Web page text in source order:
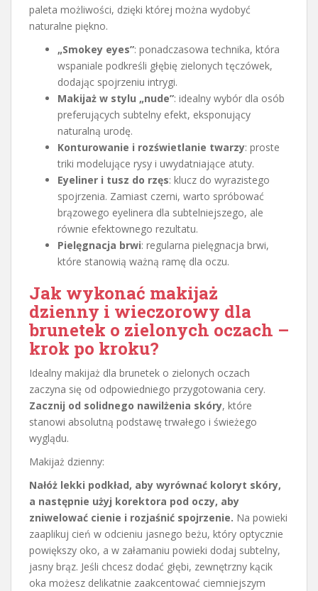
paleta możliwości, dzięki której można wydobyć
naturalne piękno.
„Smokey eyes”: ponadczasowa technika, która
wspaniale podkreśli głębię zielonych tęczówek,
dodając spojrzeniu intrygi.
Makijaż w stylu „nude”: idealny wybór dla osób
preferujących subtelny efekt, eksponujący
naturalną urodę.
Konturowanie i rozświetlanie twarzy: proste
triki modelujące rysy i uwydatniające atuty.
Eyeliner i tusz do rzęs: klucz do wyrazistego
spojrzenia. Zamiast czerni, warto spróbować
brązowego eyelinera dla subtelniejszego, ale
równie efektownego rezultatu.
Pielęgnacja brwi: regularna pielęgnacja brwi,
które stanowią ważną ramę dla oczu.
Jak wykonać makijaż
dzienny i wieczorowy dla
brunetek o zielonych oczach –
krok po kroku?
Idealny makijaż dla brunetek o zielonych oczach
zaczyna się od odpowiedniego przygotowania cery.
Zacznij od solidnego nawilżenia skóry, które
stanowi absolutną podstawę trwałego i świeżego
wyglądu.
Makijaż dzienny:
Nałóż lekki podkład, aby wyrównać koloryt skóry,
a następnie użyj korektora pod oczy, aby
zniwelować cienie i rozjaśnić spojrzenie. Na powieki
zaaplikuj cień w odcieniu jasnego beżu, który optycznie
powiększy oko, a w załamaniu powieki dodaj subtelny,
jasny brąz. Jeśli chcesz dodać głębi, zewnętrzny kącik
oka możesz delikatnie zaakcentować ciemniejszym